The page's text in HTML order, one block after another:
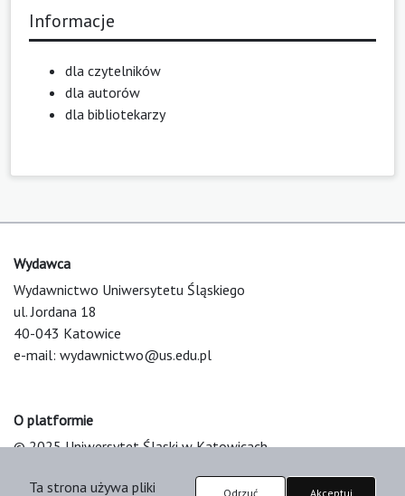
Informacje
dla czytelników
dla autorów
dla bibliotekarzy
Wydawca
Wydawnictwo Uniwersytetu Śląskiego
ul. Jordana 18
40-043 Katowice
e-mail: wydawnictwo@us.edu.pl
O platformie
© 2025 Uniwersytet Śląski w Katowicach
Platform & Workflow by OJS/PKP
Ta strona używa pliki Odrzuć Akceptuj